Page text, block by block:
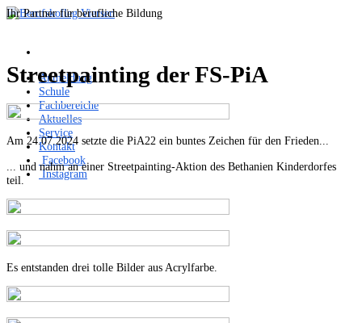
Ihr Partner für berufliche Bildung
Anmeldung
Schule
Fachbereiche
Aktuelles
Service
Kontakt
Facebook
Instagram
Streetpainting der FS-PiA
Am 24.07.2024 setzte die PiA22 ein buntes Zeichen für den Frieden...
... und nahm an einer Streetpainting-Aktion des Bethanien Kinderdorfes
teil.
Es entstanden drei tolle Bilder aus Acrylfarbe.